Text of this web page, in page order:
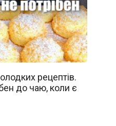
рецептів.
до чаю, коли є